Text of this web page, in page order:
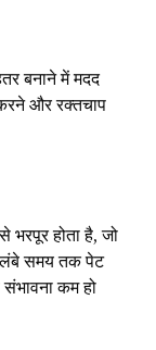
बनाने में मदद
और रक्तचाप
भरपूर होता है, जो
लंबे समय तक पेट
कम हो